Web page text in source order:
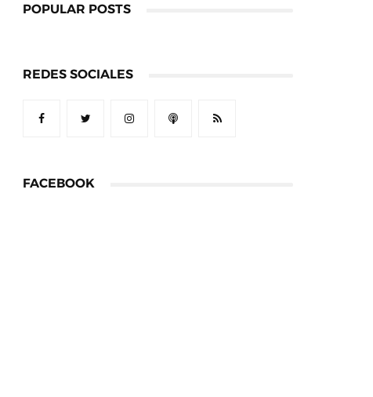
POPULAR POSTS
REDES SOCIALES
FACEBOOK